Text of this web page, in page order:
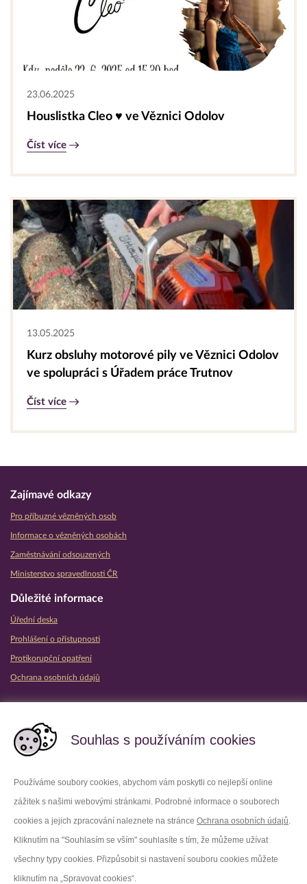
Souhlas s používáním cookies
Používáme soubory cookies, abychom vám poskytli co nejlepší online
zážitek s našimi webovými stránkami. Podrobné informace o souborech
cookies a jejich zpracování naleznete na stránce Ochrana osobních údajů.
Kliknutím na "Souhlasím se vším" souhlasíte s tím, že můžeme užívat
všechny typy cookies. Přizpůsobit si nastavení souboru cookies můžete
kliknutím na „Spravovat cookies“.
23.06.2025
Houslistka Cleo ♥ ve Věznici Odolov
Číst více
13.05.2025
Kurz obsluhy motorové pily ve Věznici Odolov
ve spolupráci s Úřadem práce Trutnov
Číst více
Zajímavé odkazy
Pro příbuzné vězněných osob
Informace o vězněných osobách
Zaměstnávání odsouzených
Ministerstvo spravedlnosti ČR
Důležité informace
Úřední deska
Prohlášení o přístupnosti
Protikorupční opatření
Ochrana osobních údajů
Facebook Youtube
LinkedIn